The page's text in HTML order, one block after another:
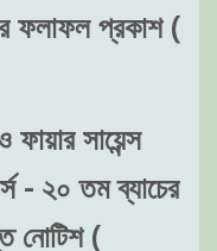
ফলাফল প্রকাশ (
সায়েন্স
- ২০ তম ব্যাচের
নোটিশ (